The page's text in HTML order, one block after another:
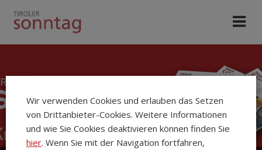
Wir verwenden Cookies und erlauben das Setzen
von Drittanbieter-Cookies. Weitere Informationen
und wie Sie Cookies deaktivieren können finden Sie
hier. Wenn Sie mit der Navigation fortfahren,